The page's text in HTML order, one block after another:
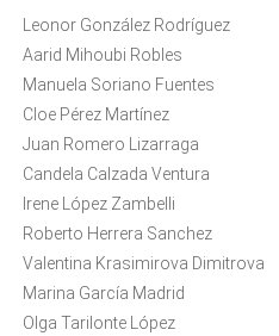
Leonor González Rodríguez
Aarid Mihoubi Robles
Manuela Soriano Fuentes
Cloe Pérez Martínez
Juan Romero Lizarraga
Candela Calzada Ventura
Irene López Zambelli
Roberto Herrera Sanchez
Valentina Krasimirova Dimitrova
Marina García Madrid
Olga Tarilonte López